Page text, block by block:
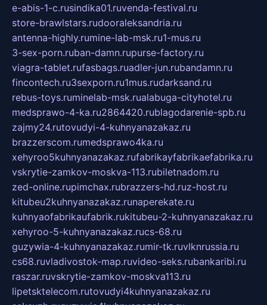
e-abis-1-c.rusindika01.ruvenda-festival.ru
store-brawlstars.rudooraleksandria.ru
antenna-highly.rumine-lab-msk.ru1-mus.ru
3-sex-porn.ruban-damn.rupurse-factory.ru
viagra-tablet.rufasbags.ruadler-jun.rubandamn.ru
fincontech.ru3sexporn.ru1mus.rudarksand.ru
rebus-toys.ruminelab-msk.rualabuga-cityhotel.ru
medsprawo-4-ka.ru2864420.rublagodarenie-spb.ru
zajmy24.rutovudyi-4-kuhnyanazakaz.ru
brazzerscom.rumedsprawo4ka.ru
xehyroo5kuhnyanazakaz.rufabrikayfabrikaefabrika.ru
vskrytie-zamkov-moskva-113.rubiletnadom.ru
zed-online.rupimchax.rubrazzers-hd.ruz-host.ru
kitubeu2kuhnyanazakaz.runaperekate.ru
kuhnyaofabrikaufabrik.rukitubeu-2-kuhnyanazakaz.ru
xehyroo-5-kuhnyanazakaz.rucs-68.ru
guzywia-4-kuhnyanazakaz.rumir-tk.ruvlknrussia.ru
cs68.ruvladivostok-map.ruvideo-seks.rubankaribi.ru
raszar.ruvskrytie-zamkov-moskva113.ru
lipetsktelecom.rutovudyi4kuhnyanazakaz.ru